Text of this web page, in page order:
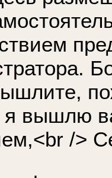
я вышлю
/>